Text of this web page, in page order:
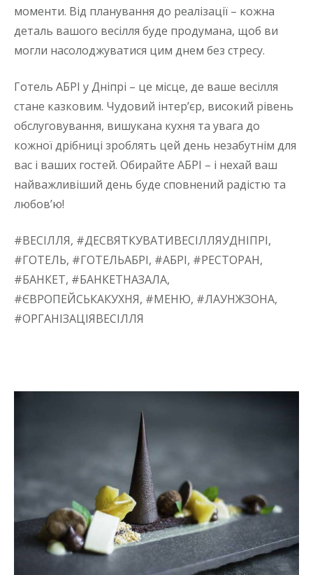
моменти. Від планування до реалізації – кожна
деталь вашого весілля буде продумана, щоб ви
могли насолоджуватися цим днем без стресу.
Готель АБРІ у Дніпрі – це місце, де ваше весілля
стане казковим. Чудовий інтер’єр, високий рівень
обслуговування, вишукана кухня та увага до
кожної дрібниці зроблять цей день незабутнім для
вас і ваших гостей. Обирайте АБРІ – і нехай ваш
найважливіший день буде сповнений радістю та
любов’ю!
#ВЕСІЛЛЯ, #ДЕСВЯТКУВАТИВЕСІЛЛЯУДНІПРІ,
#ГОТЕЛЬ, #ГОТЕЛЬАБРІ, #АБРІ, #РЕСТОРАН,
#БАНКЕТ, #БАНКЕТНАЗАЛА,
#ЄВРОПЕЙСЬКАКУХНЯ, #МЕНЮ, #ЛАУНЖЗОНА,
#ОРГАНІЗАЦІЯВЕСІЛЛЯ